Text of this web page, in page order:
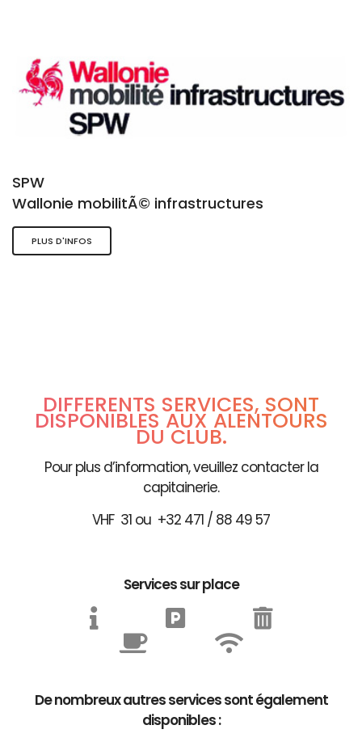
SPW
Wallonie mobilitÃ© infrastructures
PLUS D'INFOS
DIFFÉRENTS SERVICES, SONT
DISPONIBLES AUX ALENTOURS
DU CLUB.
Pour plus d’information, veuillez contacter la
capitainerie.
VHF 31 ou +32 471 / 88 49 57
Services sur place
De nombreux autres services sont également
disponibles :